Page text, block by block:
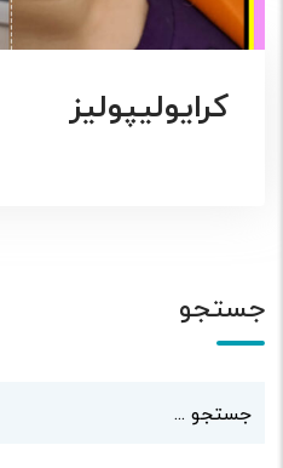
کرایولیپولیز
جستجو